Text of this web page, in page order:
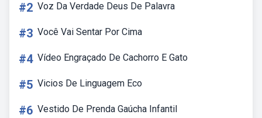
#2 Voz Da Verdade Deus De Palavra
#3 Você Vai Sentar Por Cima
#4 Vídeo Engraçado De Cachorro E Gato
#5 Vicios De Linguagem Eco
#6 Vestido De Prenda Gaúcha Infantil